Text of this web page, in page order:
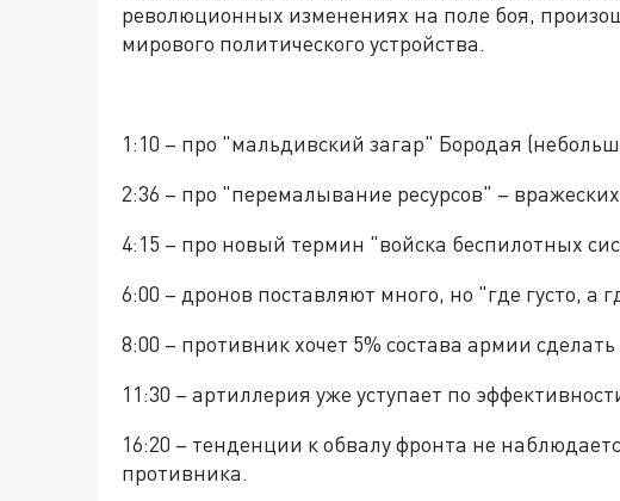
революционных изменениях на поле боя,
мирового политического устройства.
1:10 – про "мальдивский загар" Бородая
2:36 – про "перемалывание ресурсов" –
4:15 – про новый термин "войска беспилотных
6:00 – дронов поставляют много, но "где густо, а
8:00 – противник хочет 5% состава армии
11:30 – артиллерия уже уступает по
16:20 – тенденции к обвалу фронта не
противника.